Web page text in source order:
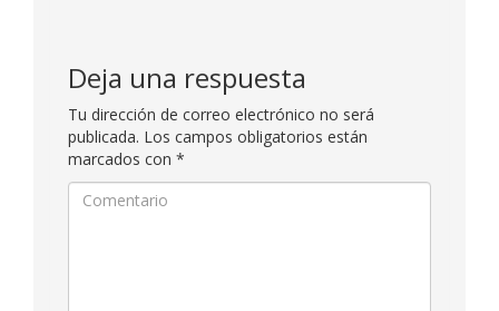
Deja una respuesta
Tu dirección de correo electrónico no será
publicada. Los campos obligatorios están
marcados con *